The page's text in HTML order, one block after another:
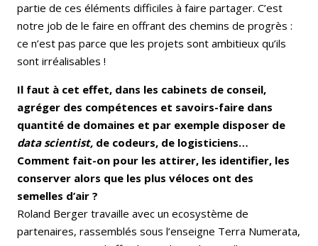
partie de ces éléments difficiles à faire partager. C’est
notre job de le faire en offrant des chemins de progrès :
ce n’est pas parce que les projets sont ambitieux qu’ils
sont irréalisables !
Il faut à cet effet, dans les cabinets de conseil,
agréger des compétences et savoirs-faire dans
quantité de domaines et par exemple disposer de
data scientist, de codeurs, de logisticiens…
Comment fait-on pour les attirer, les identifier, les
conserver alors que les plus véloces ont des
semelles d’air ?
Roland Berger travaille avec un ecosystème de
partenaires, rassemblés sous l’enseigne Terra Numerata,